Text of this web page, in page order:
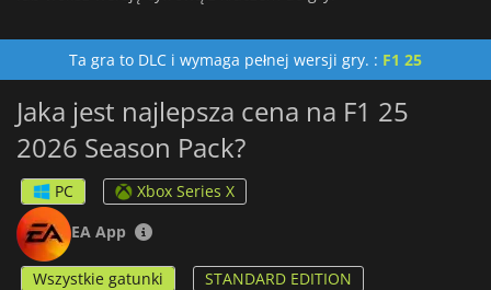
Ta gra to DLC i wymaga pełnej wersji gry. : F1 25
Jaka jest najlepsza cena na F1 25
2026 Season Pack?
PC
Xbox Series X
EA App
Wszystkie gatunki STANDARD EDITION